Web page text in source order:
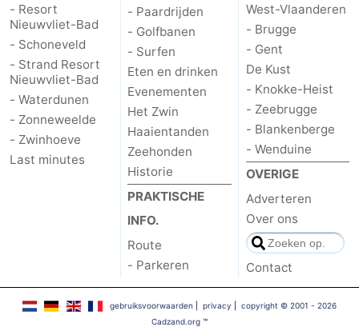
- Resort
Nieuwvliet-Bad
- Schoneveld
- Strand Resort
Nieuwvliet-Bad
- Waterdunen
- Zonneweelde
- Zwinhoeve
Last minutes
- Paardrijden
- Golfbanen
- Surfen
Eten en drinken
Evenementen
Het Zwin
Haaientanden
Zeehonden
Historie
PRAKTISCHE
INFO.
Route
- Parkeren
West-Vlaanderen
- Brugge
- Gent
De Kust
- Knokke-Heist
- Zeebrugge
- Blankenberge
- Wenduine
OVERIGE
Adverteren
Over ons
Contact
gebruiksvoorwaarden privacy
copyright © 2001 - 2026
Cadzand.org ™